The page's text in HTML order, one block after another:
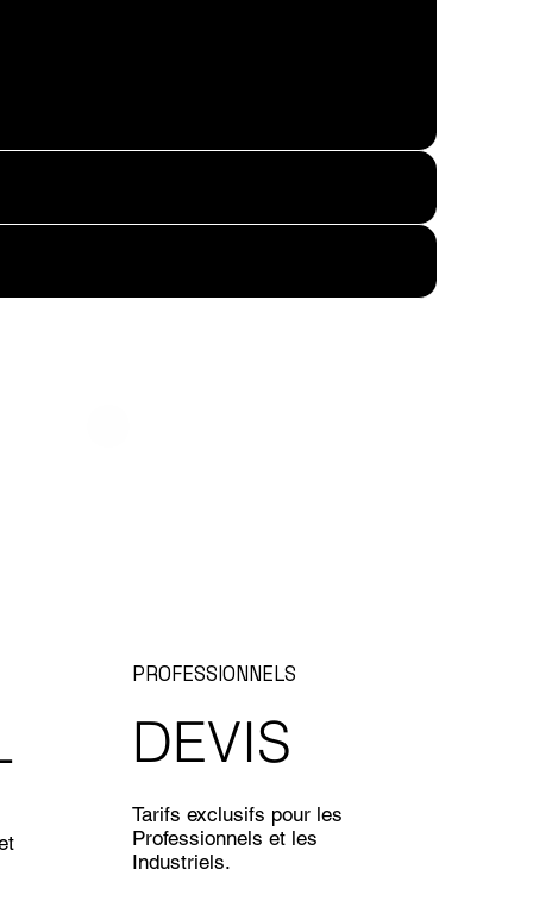
DEVIS
PROFESSIONNELS
Tarifs exclusifs pour les
Professionnels et les
Industriels.